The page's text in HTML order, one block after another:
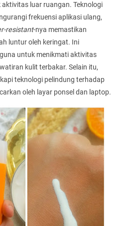
luar ruangan. Teknologi
frekuensi aplikasi ulang,
resistant-nya memastikan
luntur oleh keringat. Ini
untuk menikmati aktivitas
kulit terbakar. Selain itu,
teknologi pelindung terhadap
oleh layar ponsel dan laptop.